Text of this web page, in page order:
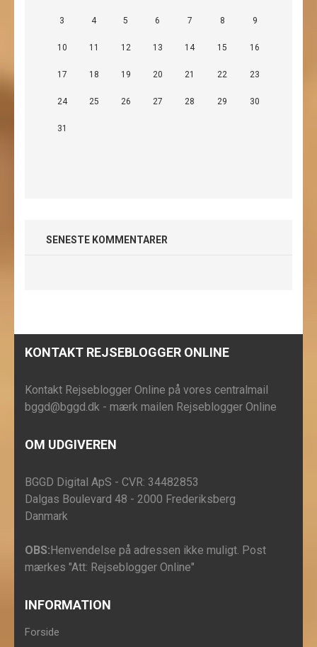
3 4 5 6 7 8 9
10 11 12 13 14 15 16
17 18 19 20 21 22 23
24 25 26 27 28 29 30
31
SENESTE KOMMENTARER
KONTAKT REJSEBLOGGER ONLINE
Kontakt Rejseblogger Online på vores centralmail
bggd@bggd.dk - mærk mailen Rejseblogger Online
OM UDGIVEREN
BGGD Digital ApS - CVR: 34482853
Dalgas Boulevard 48 - 2000 Frederiksberg
Danmark
OBS: Henvendelse på adressen ikke muligt. Post
mærkes "Att: Rejseblogger Online"
INFORMATION
Forside